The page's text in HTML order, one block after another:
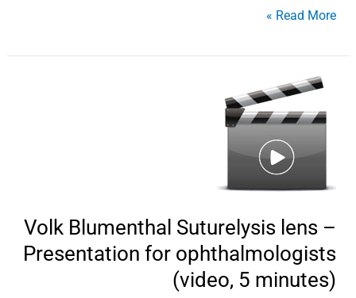
Read More »
Volk Blumenthal Suturelysis lens –
Presentation for ophthalmologists
(video, 5 minutes)
Volk
Suturelysis
lens
Presentation
ophthalmologists
(video,
5